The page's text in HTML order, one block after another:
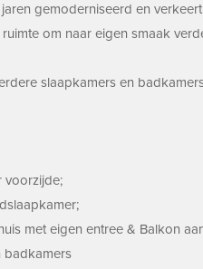
gemoderniseerd en
om naar eigen smaak
slaapkamers en
voorzijde;
met eigen entree & Balkon
badkamers